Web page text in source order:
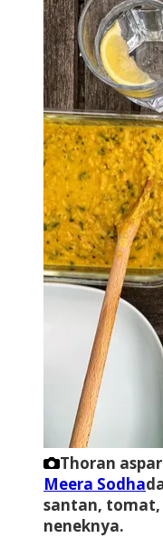
Thoran
Meera Sodha
santan, tomat,
neneknya.